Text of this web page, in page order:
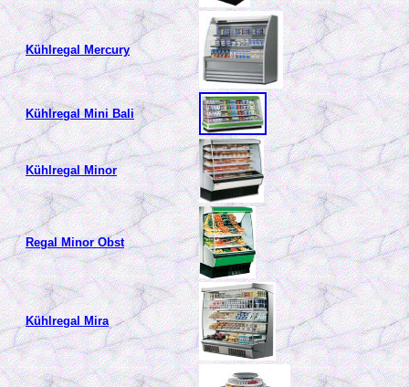
Kühlregal Mercury
Kühlregal Mini Bali
Kühlregal Minor
Regal Minor Obst
Kühlregal Mira